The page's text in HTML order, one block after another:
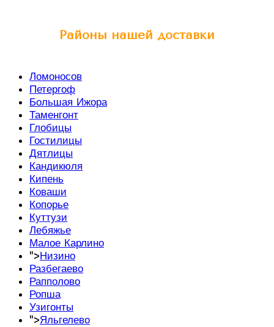
Районы нашей доставки
Ломоносов
Петергоф
Большая Ижора
Таменгонт
Глобицы
Гостилицы
Дятлицы
Кандикюля
Кипень
Коваши
Копорье
Куттузи
Лебяжье
Малое Карлино
">Низино
Разбегаево
Рапполово
Ропша
Узигонты
">Яльгелево